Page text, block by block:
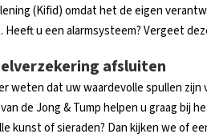
(Kifid) omdat het de eigen
Heeft u een alarmsysteem? Vergeet
afsluiten
weten dat uw waardevolle spullen
de Jong & Tump helpen u graag bij
kunst of sieraden? Dan kijken we of